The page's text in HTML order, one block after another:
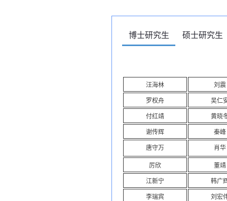
博士研究生 硕士研究生
汪海林 刘震
罗权舟 吴仁
付红靖 黄晓
谢传辉 秦峰
唐守万 肖华
厉欣 董靖
江新宁 韩广
李瑞宾 刘宏